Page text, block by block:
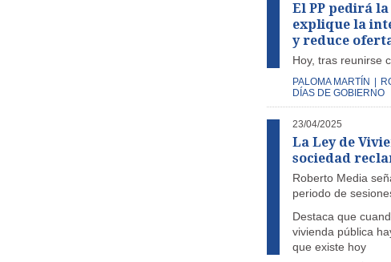
El PP pedirá
explique la
y reduce
Hoy, tras reunirse
PALOMA MARTÍN
DÍAS DE GOBIERNO
23/04/2025
La Ley de
sociedad
Roberto Media
periodo de
Destaca que
vivienda pública
que existe hoy